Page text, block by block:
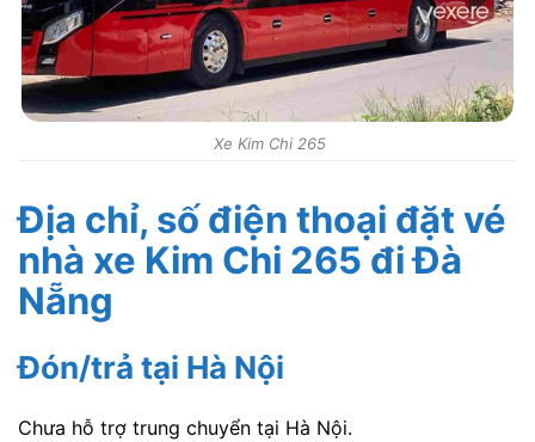
Xe Kim Chi 265
Địa chỉ, số điện thoại đặt vé
nhà xe Kim Chi 265 đi Đà
Nẵng
Đón/trả tại Hà Nội
Chưa hỗ trợ trung chuyển tại Hà Nội.